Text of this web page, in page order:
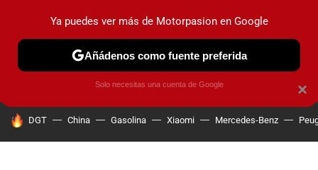
PRUEBAS COCHES ELÉCTRICOS OBSERVATORIO
HOY SE HABLA DE
DGT China Gasolina Xiaomi Mercedes-Benz
×
Ya puedes ver más de Motorpasion en Google
Añádenos como fuente preferida
Solo necesitas una cuenta de Google